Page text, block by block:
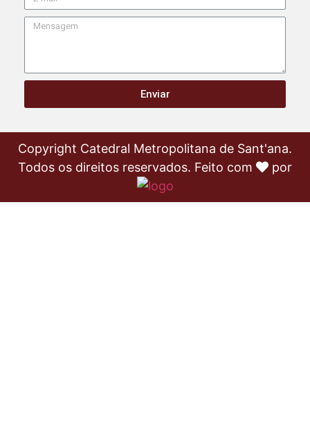
Enviar
Copyright Catedral Metropolitana de Sant'ana.
Todos os direitos reservados. Feito com
por